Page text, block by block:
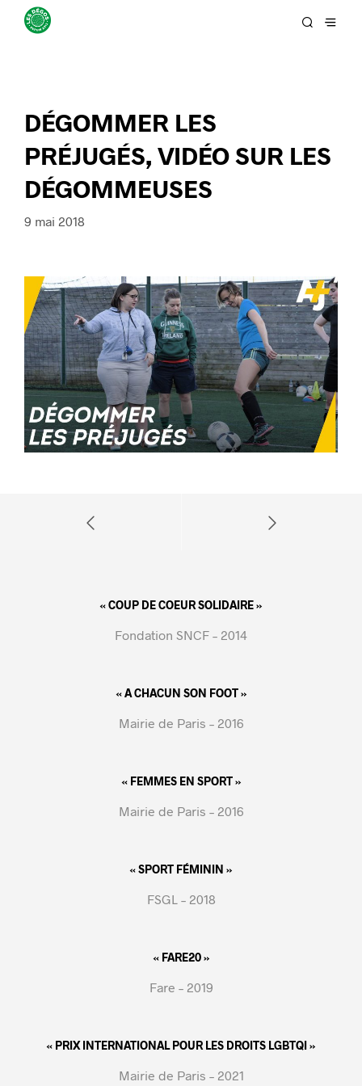
DÉGOMMER LES
PRÉJUGÉS, VIDÉO SUR LES
DÉGOMMEUSES
9 mai 2018
« COUP DE COEUR SOLIDAIRE »
Fondation SNCF – 2014
« A CHACUN SON FOOT »
Mairie de Paris – 2016
« FEMMES EN SPORT »
Mairie de Paris – 2016
« SPORT FÉMININ »
FSGL – 2018
« FARE20 »
Fare – 2019
« PRIX INTERNATIONAL POUR LES DROITS LGBTQI »
Mairie de Paris – 2021